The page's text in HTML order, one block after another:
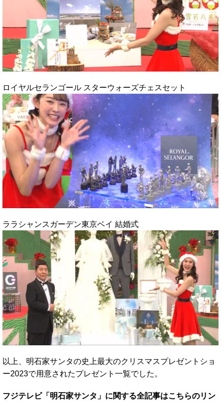
ロイヤルセランゴール スターウォーズチェスセット
ララシャンスガーデン東京ベイ 結婚式
以上、明石家サンタの史上最大のクリスマスプレゼントショ
ー2023で用意されたプレゼント一覧でした。
フジテレビ「明石家サンタ」に関する全記事はこちらのリン